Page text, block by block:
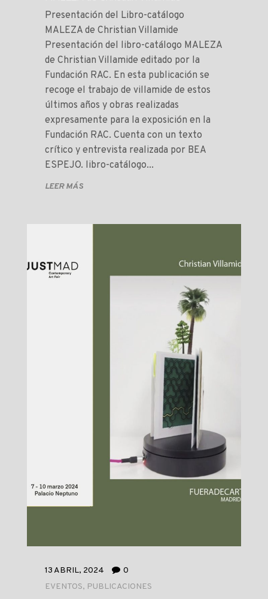
Presentación del Libro-catálogo
MALEZA de Christian Villamide
Presentación del libro-catálogo MALEZA
de Christian Villamide editado por la
Fundación RAC. En esta publicación se
recoge el trabajo de villamide de estos
últimos años y obras realizadas
expresamente para la exposición en la
Fundación RAC. Cuenta con un texto
crítico y entrevista realizada por BEA
ESPEJO. libro-catálogo...
LEER MÁS
13 ABRIL, 2024
0
EVENTOS, PUBLICACIONES